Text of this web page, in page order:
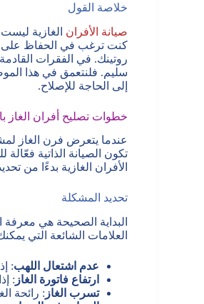
خلاصة القول
صيانة الأفران الغازية
كنت ترغب في الحفاظ على
روتينك. في الفقرات
سليم. فلنتعمق في هذا
إلى الحاجة للإصلاح.
خطوات تصليح أفران الغاز
عندما يتعرض فرن الغاز
تكون الصيانة الذاتية
الأفران الغازية بدءًا من
تحديد المشكلة
البداية الصحيحة هي
العلامات الشائعة التي يمكنك
عدم اشتعال اللهب:
ارتفاع فاتورة الغاز :
تسرب الغاز : رائحة